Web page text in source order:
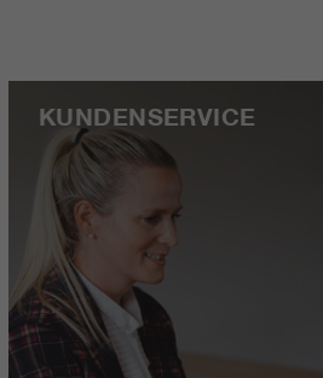
KUNDENSERVICE